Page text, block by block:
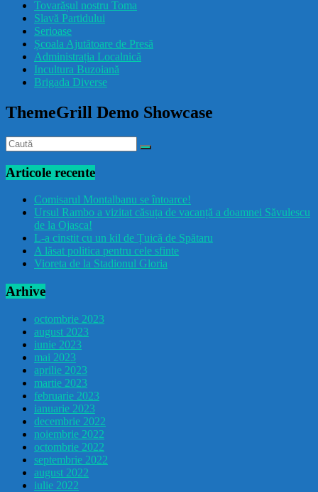
drăcușorulbuzoian
Tovarășul nostru Toma
Slavă Partidului
Serioase
Școala Ajutătoare de Presă
Administrația Localnică
Incultura Buzoiană
Brigada Diverse
ThemeGrill Demo Showcase
Articole recente
Comisarul Montalbanu se întoarce!
Ursul Rambo a vizitat căsuța de vacanță a doamnei Săvulescu
de la Ojasca!
L-a cinstit cu un kil de Țuică de Spătaru
A lăsat politica pentru cele sfinte
Vioreta de la Stadionul Gloria
Arhive
octombrie 2023
august 2023
iunie 2023
mai 2023
aprilie 2023
martie 2023
februarie 2023
ianuarie 2023
decembrie 2022
noiembrie 2022
octombrie 2022
septembrie 2022
august 2022
iulie 2022